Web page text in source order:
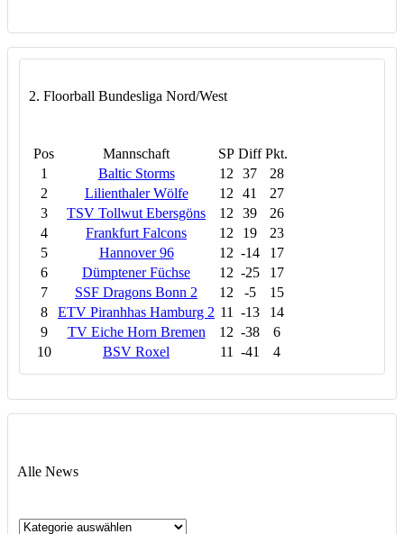
2. Floorball Bundesliga Nord/West
Pos Mannschaft SP Diff Pkt.
1
Baltic Storms 12 37
28
2
Lilienthaler Wölfe 12 41
27
3
TSV Tollwut Ebersgöns 12 39
26
4
Frankfurt Falcons 12 19
23
5
Hannover 96 12 -14
17
6
Dümptener Füchse 12 -25
17
7
SSF Dragons Bonn 2 12 -5
15
8
ETV Piranhhas Hamburg 2 11 -13
14
9
TV Eiche Horn Bremen 12 -38
6
10
BSV Roxel 11 -41 4
Alle News
Alle